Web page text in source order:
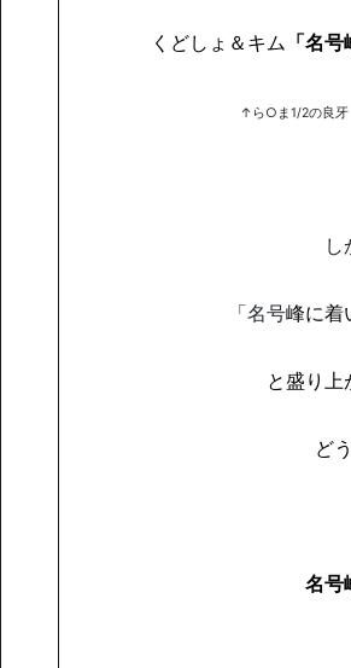
くどしょ＆キム 「名
↑ら○ま1/2の良牙
し
「名号峰に着
と盛り上
ど
名号